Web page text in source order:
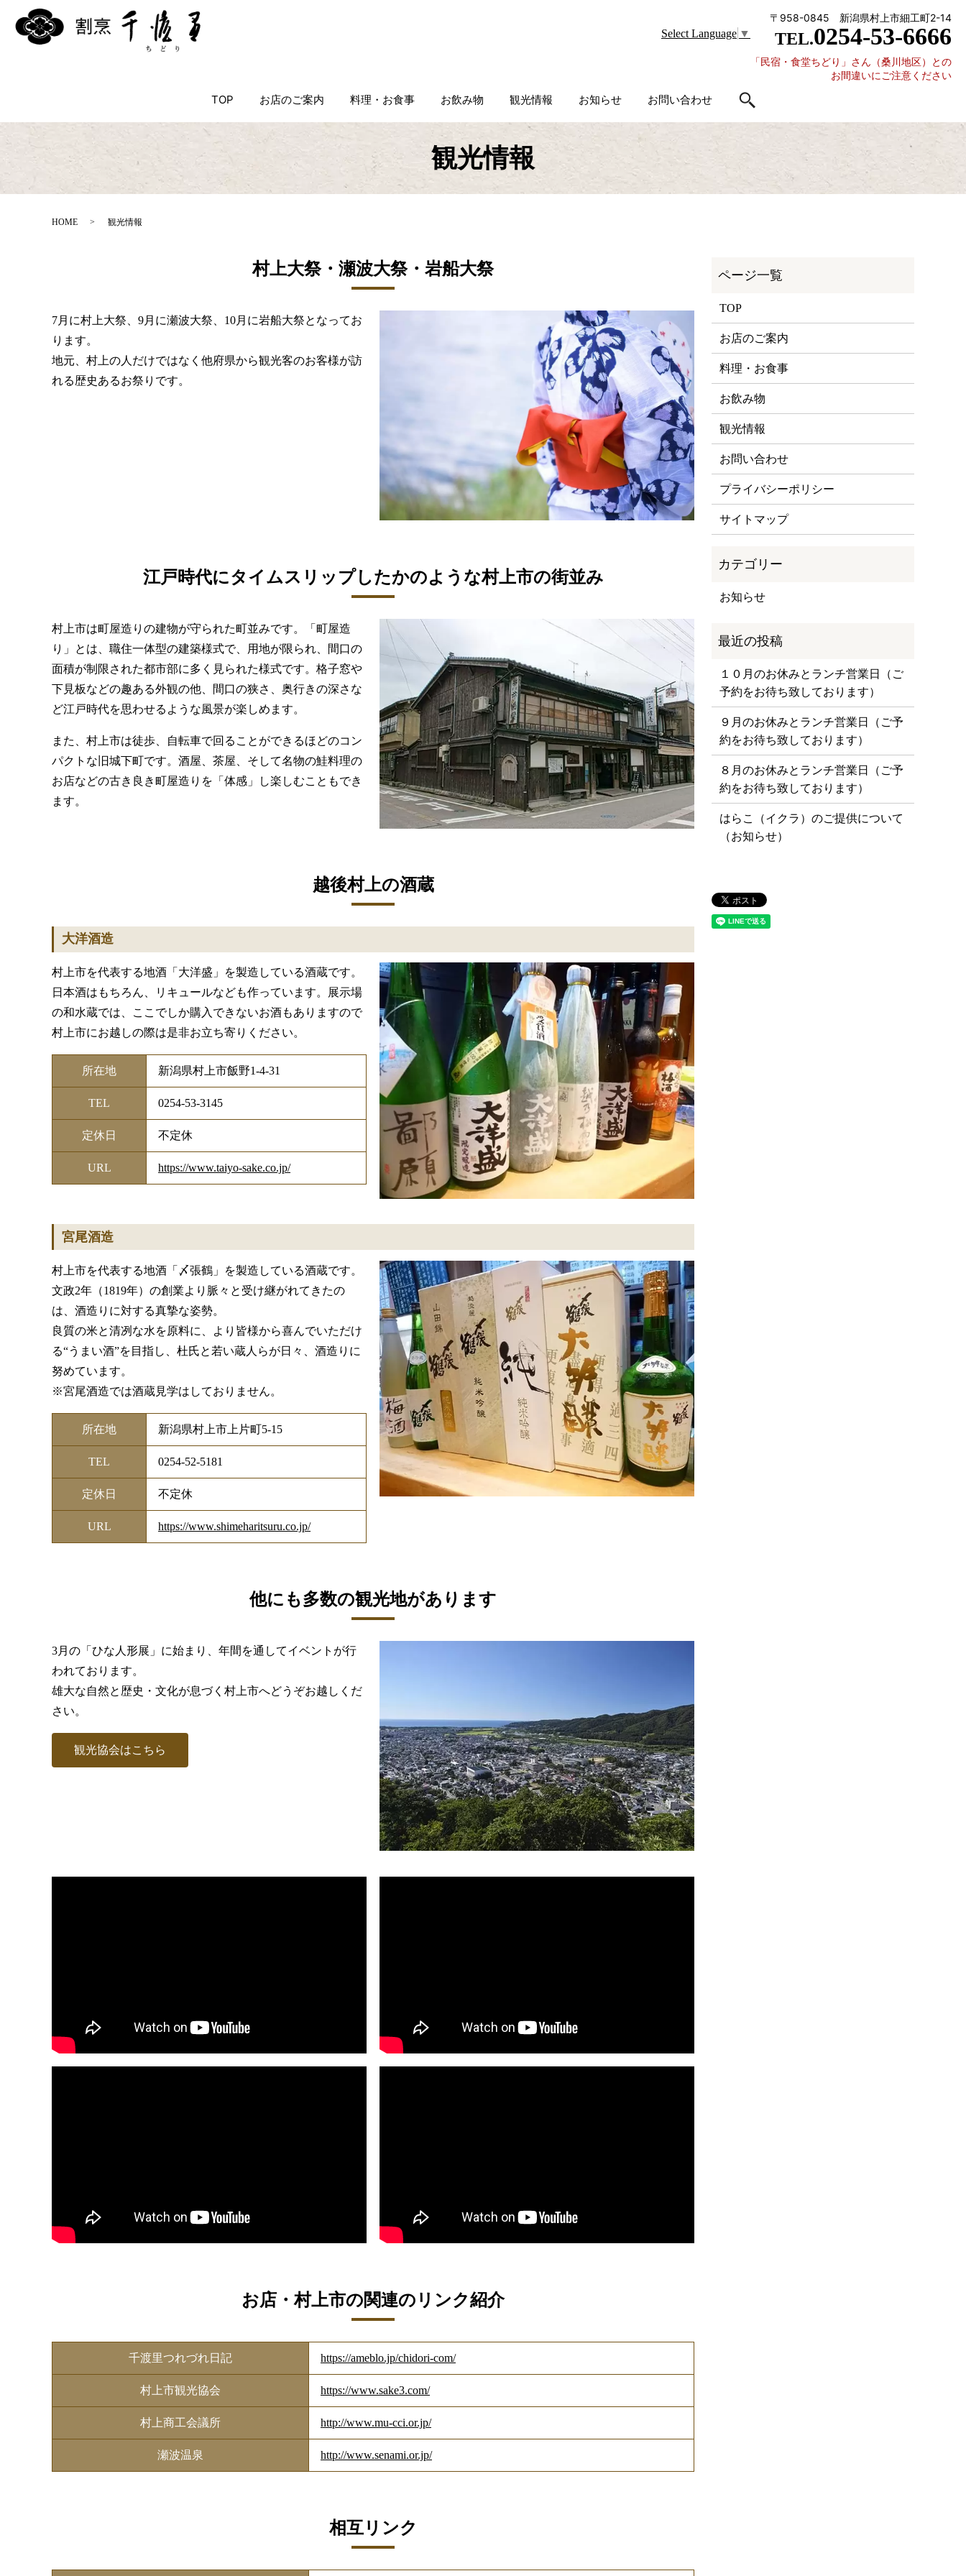
TOP お店のご案内 料理・お食事 お飲み物 観光情報 お知らせ お問い合わせ
Select Language ▼
〒958-0845 新潟県村上市細工町2-14
TEL.0254-53-6666
「民宿・食堂ちどり」さん（桑川地区）との
お間違いにご注意ください
観光情報
HOME 観光情報
村上大祭・瀬波大祭・岩船大祭
7月に村上大祭、9月に瀬波大祭、10月に岩船大祭となってお
ります。
地元、村上の人だけではなく他府県から観光客のお客様が訪
れる歴史あるお祭りです。
江戸時代にタイムスリップしたかのような村上市の街並み
村上市は町屋造りの建物が守られた町並みです。「町屋造
り」とは、職住一体型の建築様式で、用地が限られ、間口の
面積が制限された都市部に多く見られた様式です。格子窓や
下見板などの趣ある外観の他、間口の狭さ、奥行きの深さな
ど江戸時代を思わせるような風景が楽しめます。
また、村上市は徒歩、自転車で回ることができるほどのコン
パクトな旧城下町です。酒屋、茶屋、そして名物の鮭料理の
お店などの古き良き町屋造りを「体感」し楽しむこともでき
ます。
越後村上の酒蔵
大洋酒造
村上市を代表する地酒「大洋盛」を製造している酒蔵です。
日本酒はもちろん、リキュールなども作っています。展示場
の和水蔵では、ここでしか購入できないお酒もありますので
村上市にお越しの際は是非お立ち寄りください。
所在地 新潟県村上市飯野1-4-31
TEL 0254-53-3145
定休日 不定休
URL https://www.taiyo-sake.co.jp/
宮尾酒造
村上市を代表する地酒「〆張鶴」を製造している酒蔵です。
文政2年（1819年）の創業より脈々と受け継がれてきたの
は、酒造りに対する真摯な姿勢。
良質の米と清冽な水を原料に、より皆様から喜んでいただけ
る“うまい酒”を目指し、杜氏と若い蔵人らが日々、酒造りに
努めています。
※宮尾酒造では酒蔵見学はしておりません。
所在地 新潟県村上市上片町5-15
TEL 0254-52-5181
定休日 不定休
URL https://www.shimeharitsuru.co.jp/
他にも多数の観光地があります
3月の「ひな人形展」に始まり、年間を通してイベントが行
われております。
雄大な自然と歴史・文化が息づく村上市へどうぞお越しくだ
さい。
観光協会はこちら
お店・村上市の関連のリンク紹介
千渡里つれづれ日記 https://ameblo.jp/chidori-com/
村上市観光協会 https://www.sake3.com/
村上商工会議所 http://www.mu-cci.or.jp/
瀬波温泉 http://www.senami.or.jp/
相互リンク
TOP
お店のご案内
料理・お食事
お飲み物
観光情報
お問い合わせ
プライバシーポリシー
サイトマップ
お知らせ
１０月のお休みとランチ営業日（ご
予約をお待ち致しております）
９月のお休みとランチ営業日（ご予
約をお待ち致しております）
８月のお休みとランチ営業日（ご予
約をお待ち致しております）
はらこ（イクラ）のご提供について
（お知らせ）